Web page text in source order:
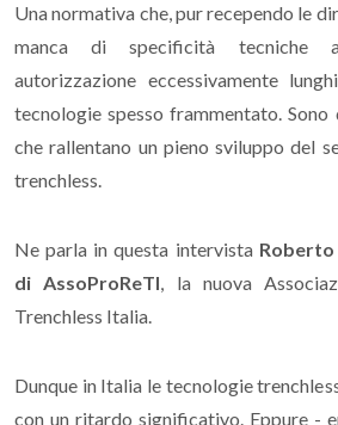
Una normativa che, pur recependo le
manca di specificità tecniche
autorizzazione eccessivamente
tecnologie spesso frammentato.
che rallentano un pieno sviluppo del
trenchless.
Ne parla in questa intervista
di AssoProReTI, la nuova
Trenchless Italia.
Dunque in Italia le tecnologie
con un ritardo significativo. Eppure -